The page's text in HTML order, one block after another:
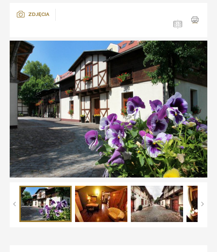
ZDJĘCIA